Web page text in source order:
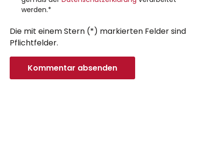
werden.*
Die mit einem Stern (*) markierten Felder sind
Pflichtfelder.
Kommentar absenden